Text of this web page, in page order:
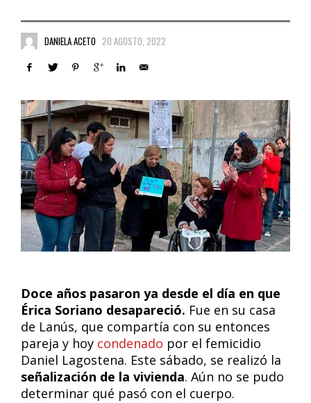
DANIELA ACETO 20 AGOSTO, 2022
Doce años pasaron ya desde el día en que
Érica Soriano desapareció. Fue en su casa
de Lanús, que compartía con su entonces
pareja y hoy condenado por el femicidio
Daniel Lagostena. Este sábado, se realizó la
señalización de la vivienda. Aún no se pudo
determinar qué pasó con el cuerpo.